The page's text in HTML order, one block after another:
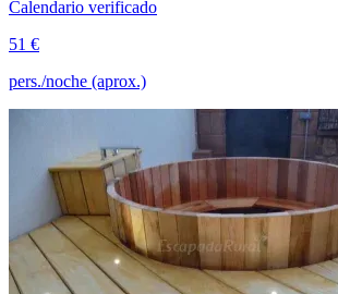
Calendario verificado
51 €
pers./noche (aprox.)